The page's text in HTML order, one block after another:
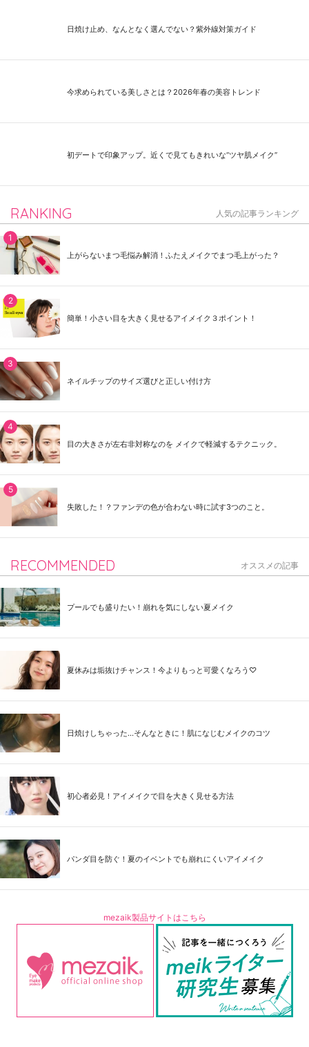
日焼け止め、なんとなく選んでない？紫外線対策ガイド
今求められている美しさとは？2026年春の美容トレンド
初デートで印象アップ。近くで見てもきれいな“ツヤ肌メイク”
RANKING 人気の記事ランキング
上がらないまつ毛悩み解消！ふたえメイクでまつ毛上がった？
簡単！小さい目を大きく見せるアイメイク３ポイント！
ネイルチップのサイズ選びと正しい付け方
目の大きさが左右非対称なのを メイクで軽減するテクニック。
失敗した！？ファンデの色が合わない時に試す3つのこと。
RECOMMENDED オススメの記事
プールでも盛りたい！崩れを気にしない夏メイク
夏休みは垢抜けチャンス！今よりもっと可愛くなろう♡
日焼けしちゃった...そんなときに！肌になじむメイクのコツ
初心者必見！アイメイクで目を大きく見せる方法
パンダ目を防ぐ！夏のイベントでも崩れにくいアイメイク
mezaik製品サイトはこちら